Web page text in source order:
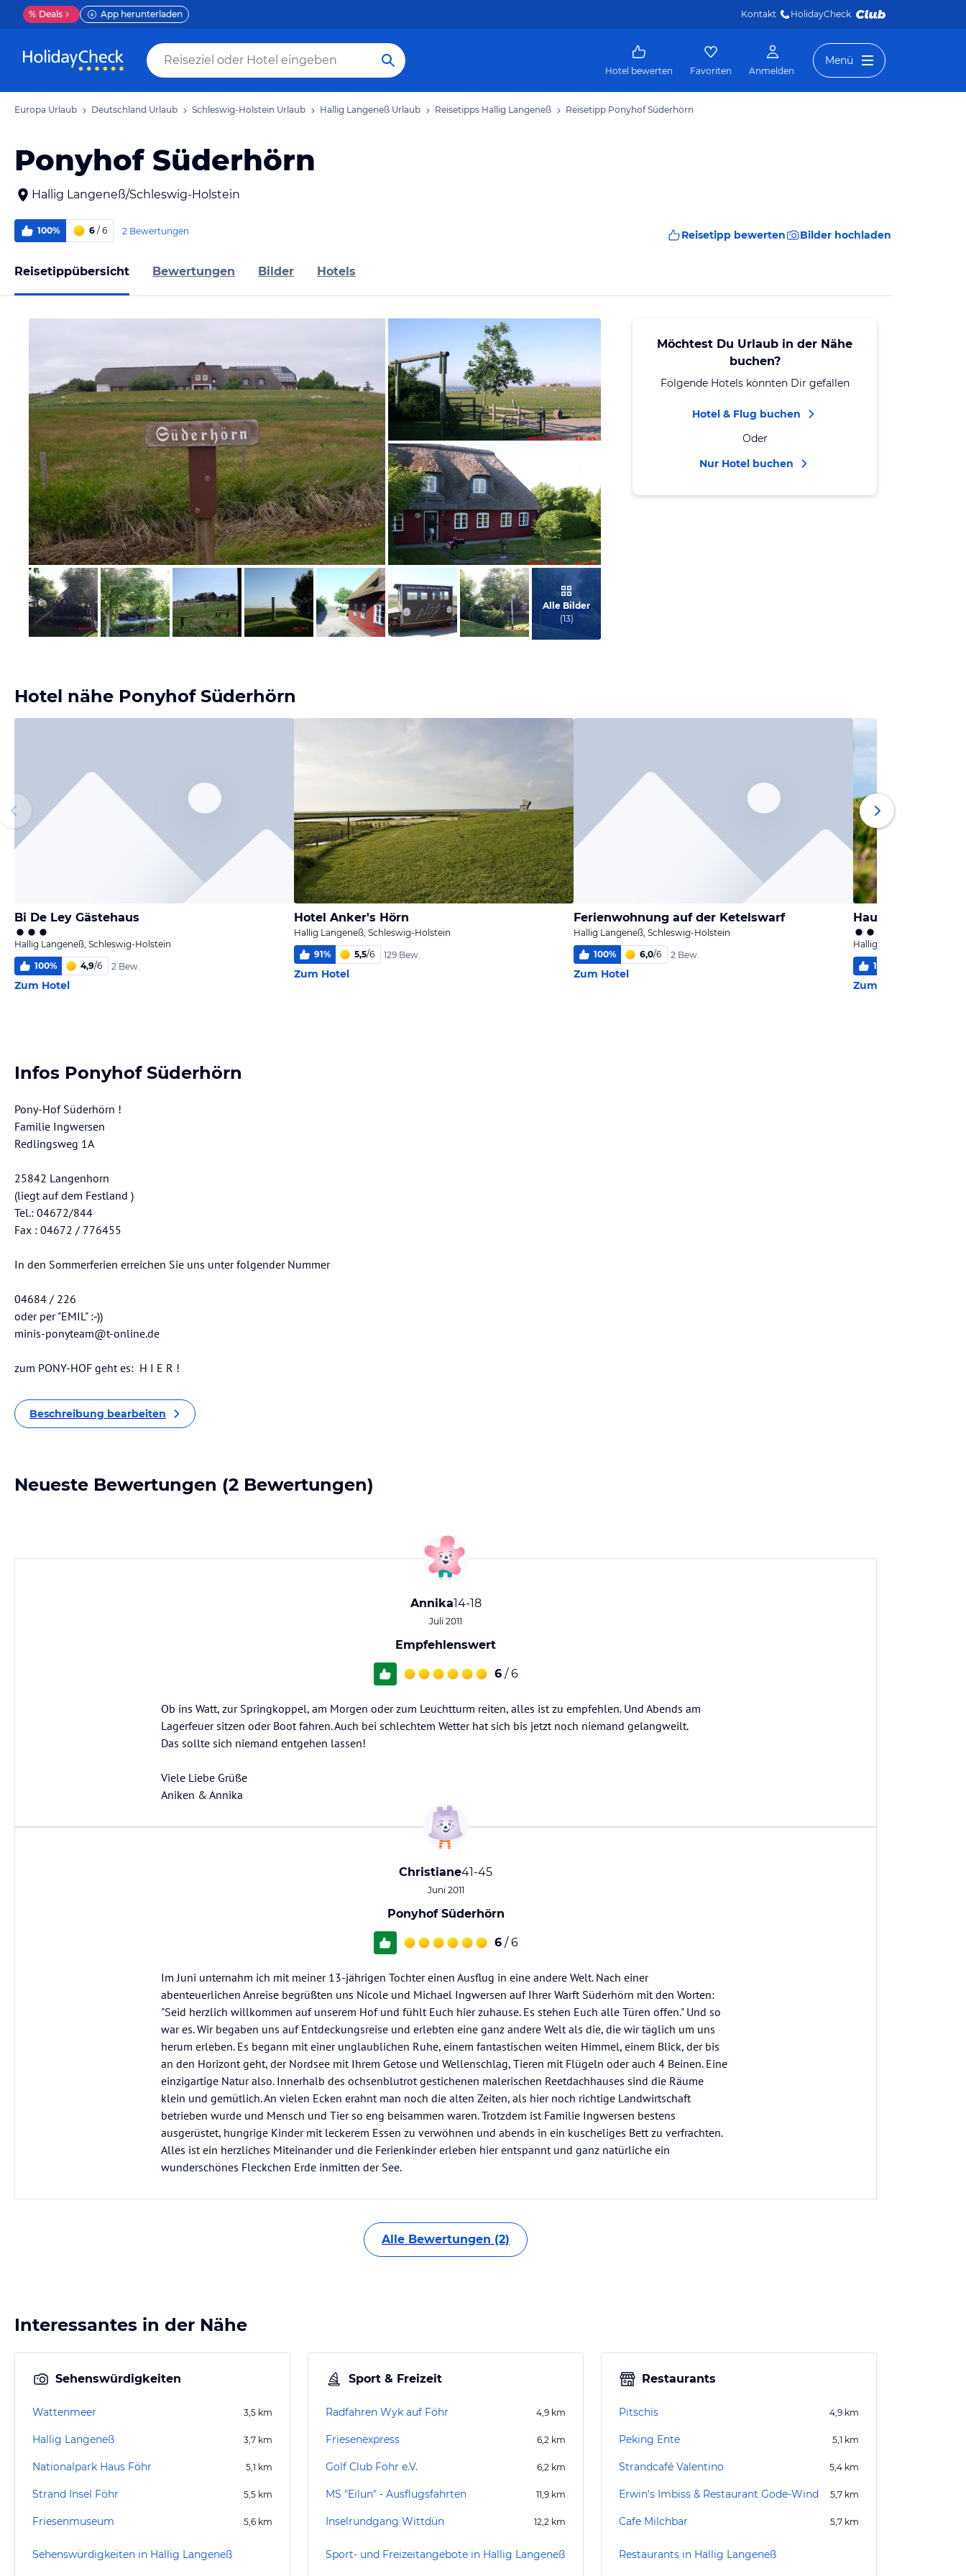
% Deals App herunterladen Kontakt HolidayCheck
Hotel bewerten Favoriten Anmelden
Menü
Europa Urlaub Deutschland Urlaub Schleswig-Holstein Urlaub Hallig Langeneß Urlaub Reisetipps Hallig Langeneß Reisetipp Ponyhof Süderhörn
Ponyhof Süderhörn
Hallig Langeneß/Schleswig-Holstein
100% 6 / 6 2 Bewertungen Reisetipp bewerten Bilder hochladen
Reisetippübersicht Bewertungen Bilder Hotels
Bild melden
von Annika
Bild melden
von Christiane
Bild melden
von Christiane
Alle Bilder
(13)
Möchtest Du Urlaub in der Nähe
buchen?
Folgende Hotels könnten Dir gefallen
Hotel & Flug buchen
Oder
Nur Hotel buchen
Hotel nähe Ponyhof Süderhörn
Bi De Ley Gästehaus
Hallig Langeneß, Schleswig-Holstein
100% 4,9/6 2 Bew.
Zum Hotel
Hotel Anker's Hörn
Hallig Langeneß, Schleswig-Holstein
91% 5,5/6 129 Bew.
Zum Hotel
Ferienwohnung auf der Ketelswarf
Hallig Langeneß, Schleswig-Holstein
100% 6,0/6 2 Bew.
Zum Hotel
Haus Süderkamp
Hallig Langeneß,
100
Zum Hotel
Infos Ponyhof Süderhörn
Pony-Hof Süderhörn !
Familie Ingwersen
Redlingsweg 1A
25842 Langenhorn
(liegt auf dem Festland )
Tel.: 04672/844
Fax : 04672 / 776455
In den Sommerferien erreichen Sie uns unter folgender Nummer
04684 / 226
oder per "EMIL" :-))
minis-ponyteam@t-online.de
zum PONY-HOF geht es: H I E R !
Beschreibung bearbeiten
Neueste Bewertungen (2 Bewertungen)
Annika14-18
Juli 2011
Empfehlenswert
6 / 6
Ob ins Watt, zur Springkoppel, am Morgen oder zum Leuchtturm reiten, alles ist zu empfehlen. Und Abends am
Lagerfeuer sitzen oder Boot fahren. Auch bei schlechtem Wetter hat sich bis jetzt noch niemand gelangweilt.
Das sollte sich niemand entgehen lassen!
Viele Liebe Grüße
Aniken & Annika
Christiane41-45
Juni 2011
Ponyhof Süderhörn
6 / 6
Im Juni unternahm ich mit meiner 13-jährigen Tochter einen Ausflug in eine andere Welt. Nach einer
abenteuerlichen Anreise begrüßten uns Nicole und Michael Ingwersen auf Ihrer Warft Süderhörn mit den Worten:
"Seid herzlich willkommen auf unserem Hof und fühlt Euch hier zuhause. Es stehen Euch alle Türen offen." Und so
war es. Wir begaben uns auf Entdeckungsreise und erlebten eine ganz andere Welt als die, die wir täglich um uns
herum erleben. Es begann mit einer unglaublichen Ruhe, einem fantastischen weiten Himmel, einem Blick, der bis
an den Horizont geht, der Nordsee mit Ihrem Getose und Wellenschlag, Tieren mit Flügeln oder auch 4 Beinen. Eine
einzigartige Natur also. Innerhalb des ochsenblutrot gestichenen malerischen Reetdachhauses sind die Räume
klein und gemütlich. An vielen Ecken erahnt man noch die alten Zeiten, als hier noch richtige Landwirtschaft
betrieben wurde und Mensch und Tier so eng beisammen waren. Trotzdem ist Familie Ingwersen bestens
ausgerüstet, hungrige Kinder mit leckerem Essen zu verwöhnen und abends in ein kuscheliges Bett zu verfrachten.
Alles ist ein herzliches Miteinander und die Ferienkinder erleben hier entspannt und ganz natürliche ein
wunderschönes Fleckchen Erde inmitten der See.
Alle Bewertungen (2)
Interessantes in der Nähe
Sehenswürdigkeiten
Wattenmeer 3,5 km
Hallig Langeneß 3,7 km
Nationalpark Haus Föhr 5,1 km
Strand Insel Föhr 5,5 km
Friesenmuseum 5,6 km
Sehenswürdigkeiten in Hallig Langeneß
Sport & Freizeit
Radfahren Wyk auf Föhr 4,9 km
Friesenexpress 6,2 km
Golf Club Föhr e.V. 6,2 km
MS "Eilun" - Ausflugsfahrten 11,9 km
Inselrundgang Wittdün 12,2 km
Sport- und Freizeitangebote in Hallig Langeneß
Restaurants
Pitschis 4,9 km
Peking Ente 5,1 km
Strandcafé Valentino 5,4 km
Erwin's Imbiss & Restaurant Gode-Wind 5,7 km
Cafe Milchbar 5,7 km
Restaurants in Hallig Langeneß